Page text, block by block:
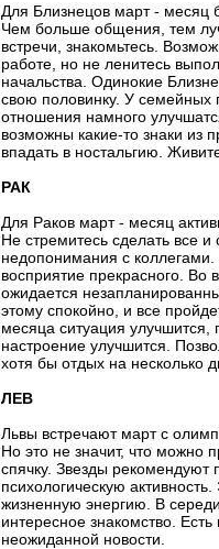
Для Близнецов март - месяц
Чем больше общения, тем
встречи, знакомьтесь.
работе, но не ленитесь
начальства. Одинокие
свою половинку. У семейных
отношения намного
возможны какие-то знаки из
впадать в ностальгию.
РАК
Для Раков март - месяц
Не стремитесь сделать все
недопонимания с
восприятие прекрасного. Во
ожидается
этому спокойно, и все
месяца ситуация улучшится,
настроение улучшится.
хотя бы отдых на несколько
ЛЕВ
Львы встречают март с
Но это не значит, что можно
спячку. Звезды рекомендуют
психологическую
жизненную энергию. В
интересное знакомство. Есть
неожиданной новости.